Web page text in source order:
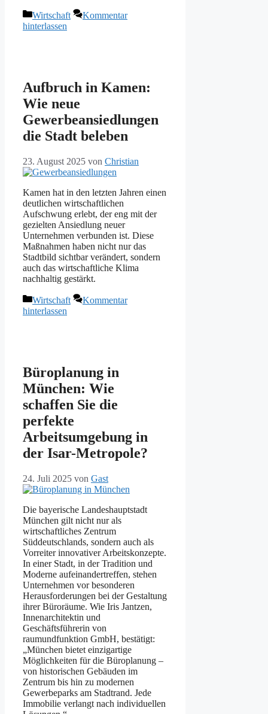
Kategorien
Wirtschaft
Kommentar
hinterlassen
Aufbruch in Kamen:
Wie neue
Gewerbeansiedlungen
die Stadt beleben
23. August 2025 von Christian
Kamen hat in den letzten Jahren einen
deutlichen wirtschaftlichen
Aufschwung erlebt, der eng mit der
gezielten Ansiedlung neuer
Unternehmen verbunden ist. Diese
Maßnahmen haben nicht nur das
Stadtbild sichtbar verändert, sondern
auch das wirtschaftliche Klima
nachhaltig gestärkt.
Kategorien
Wirtschaft
Kommentar
hinterlassen
Büroplanung in
München: Wie
schaffen Sie die
perfekte
Arbeitsumgebung in
der Isar-Metropole?
24. Juli 2025 von Gast
Die bayerische Landeshauptstadt
München gilt nicht nur als
wirtschaftliches Zentrum
Süddeutschlands, sondern auch als
Vorreiter innovativer Arbeitskonzepte.
In einer Stadt, in der Tradition und
Moderne aufeinandertreffen, stehen
Unternehmen vor besonderen
Herausforderungen bei der Gestaltung
ihrer Büroräume. Wie Iris Jantzen,
Innenarchitektin und
Geschäftsführerin von
raumundfunktion GmbH, bestätigt:
„München bietet einzigartige
Möglichkeiten für die Büroplanung –
von historischen Gebäuden im
Zentrum bis hin zu modernen
Gewerbeparks am Stadtrand. Jede
Immobilie verlangt nach individuellen